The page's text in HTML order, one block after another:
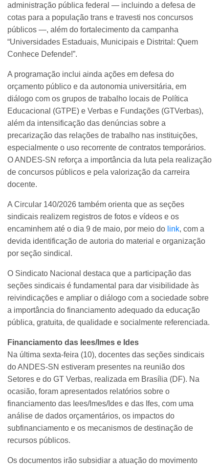
administração pública federal — incluindo a defesa de
cotas para a população trans e travesti nos concursos
públicos —, além do fortalecimento da campanha
“Universidades Estaduais, Municipais e Distrital: Quem
Conhece Defende!”.
A programação inclui ainda ações em defesa do
orçamento público e da autonomia universitária, em
diálogo com os grupos de trabalho locais de Política
Educacional (GTPE) e Verbas e Fundações (GTVerbas),
além da intensificação das denúncias sobre a
precarização das relações de trabalho nas instituições,
especialmente o uso recorrente de contratos temporários.
O ANDES-SN reforça a importância da luta pela realização
de concursos públicos e pela valorização da carreira
docente.
A Circular 140/2026 também orienta que as seções
sindicais realizem registros de fotos e vídeos e os
encaminhem até o dia 9 de maio, por meio do link, com a
devida identificação de autoria do material e organização
por seção sindical.
O Sindicato Nacional destaca que a participação das
seções sindicais é fundamental para dar visibilidade às
reivindicações e ampliar o diálogo com a sociedade sobre
a importância do financiamento adequado da educação
pública, gratuita, de qualidade e socialmente referenciada.
Financiamento das Iees/Imes e Ides
Na última sexta-feira (10), docentes das seções sindicais
do ANDES-SN estiveram presentes na reunião dos
Setores e do GT Verbas, realizada em Brasília (DF). Na
ocasião, foram apresentados relatórios sobre o
financiamento das Iees/Imes/Ides e das Ifes, com uma
análise de dados orçamentários, os impactos do
subfinanciamento e os mecanismos de destinação de
recursos públicos.
Os documentos irão subsidiar a atuação do movimento